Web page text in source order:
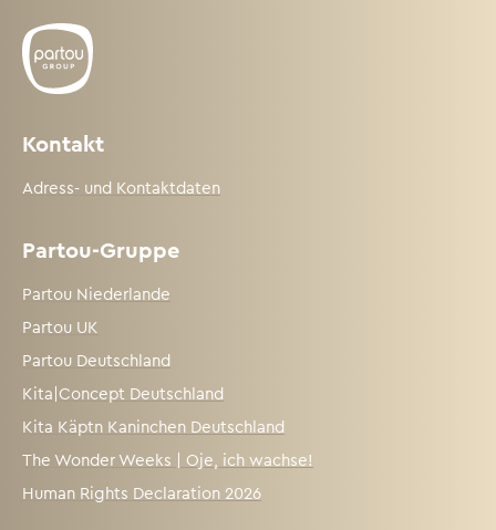
Kontakt
Adress- und Kontaktdaten
Partou-Gruppe
Partou Niederlande
Partou UK
Partou Deutschland
Kita|Concept Deutschland
Kita Käptn Kaninchen Deutschland
The Wonder Weeks | Oje, ich wachse!
Human Rights Declaration 2026